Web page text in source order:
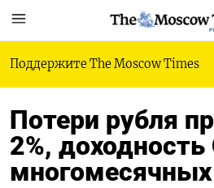
Поддержите The Moscow Times
Потери рубля
2%,
многомесячных